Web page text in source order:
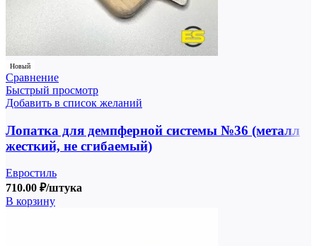
Новый
Сравнение
Быстрый просмотр
Добавить в список желаний
Лопатка для демпферной системы №36 (металл
жесткий, не сгибаемый)
Евростиль
710.00 ₽/штука
В корзину